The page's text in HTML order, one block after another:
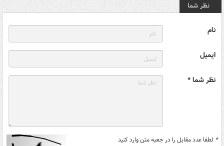
نظر شما
نام
ایمیل
نظر شما *
* لطفا عدد مقابل را در جعبه متن وارد کنید